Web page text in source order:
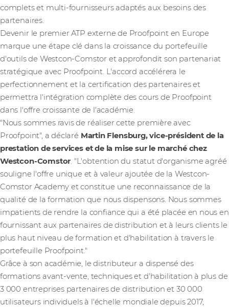
complets et multi-fournisseurs adaptés aux besoins des
partenaires.
Devenir le premier ATP externe de Proofpoint en Europe
marque une étape clé dans la croissance du portefeuille
d'outils de Westcon-Comstor et approfondit son partenariat
stratégique avec Proofpoint. L'accord accélérera le
perfectionnement et la certification des partenaires et
permettra l'intégration complète des cours de Proofpoint
dans l'offre croissante de l'académie.
"Nous sommes ravis de réaliser cette première avec
Proofpoint", a déclaré Martin Flensburg, vice-président de la
prestation de services et de la mise sur le marché chez
Westcon-Comstor. "L'obtention du statut d'organisme agréé
souligne l'offre unique et à valeur ajoutée de la Westcon-
Comstor Academy et constitue une reconnaissance de la
qualité de la formation que nous dispensons. Nous sommes
impatients de rendre la confiance qui a été placée en nous en
fournissant aux partenaires de distribution et à leurs clients le
plus haut niveau de formation et d'habilitation à travers le
portefeuille Proofpoint."
Grâce à son académie, le distributeur a dispensé des
formations avant-vente, techniques et d'habilitation à plus de
3 000 entreprises partenaires de distribution et 30 000
utilisateurs individuels à l'échelle mondiale depuis 2017,